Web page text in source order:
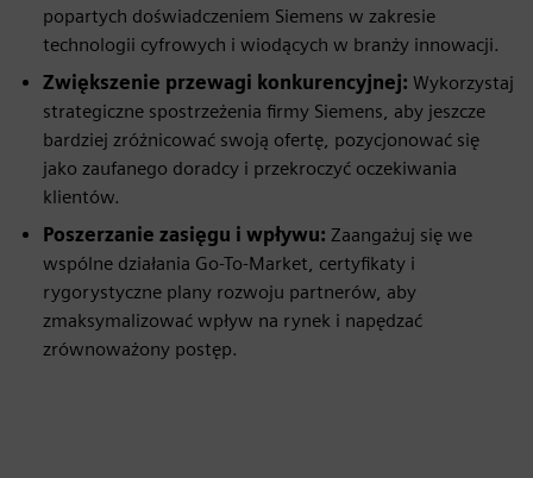
popartych doświadczeniem Siemens w zakresie
technologii cyfrowych i wiodących w branży innowacji.
Zwiększenie przewagi konkurencyjnej: Wykorzystaj
strategiczne spostrzeżenia firmy Siemens, aby jeszcze
bardziej zróżnicować swoją ofertę, pozycjonować się
jako zaufanego doradcy i przekroczyć oczekiwania
klientów.
Poszerzanie zasięgu i wpływu: Zaangażuj się we
wspólne działania Go-To-Market, certyfikaty i
rygorystyczne plany rozwoju partnerów, aby
zmaksymalizować wpływ na rynek i napędzać
zrównoważony postęp.